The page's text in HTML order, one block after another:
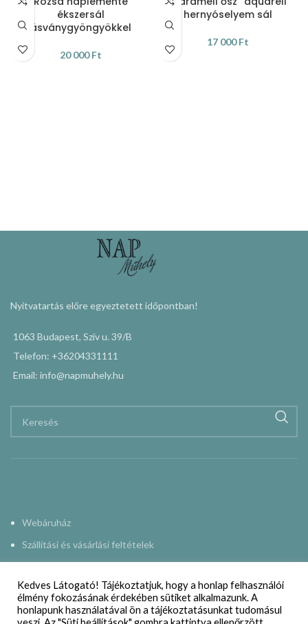
ékszersál
ásványgyöngyökkel
20 000Ft
hernyóselyem sál
17 000Ft
Nyitvatartás előre egyeztetett időpontban!
1063 Budapest, Szív u. 39/B
Telefon: +36204331111
Email: info@napmuhely.hu
Webáruház
Szállítási és vásárlási feltételek
Impresszum
Kapcsolat
Kedves Látogató! Tájékoztatjuk, hogy a honlap felhasználói
élmény fokozásának érdekében sütiket alkalmazunk. A
honlapunk használatával ön a tájékoztatásunkat tudomásul